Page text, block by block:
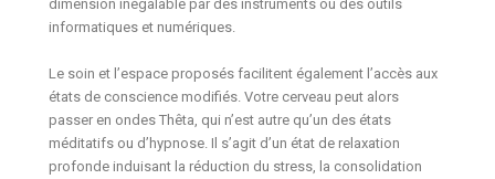
dimension inégalable par des instruments ou des outils
informatiques et numériques.
Le soin et l’espace proposés facilitent également l’accès aux
états de conscience modifiés. Votre cerveau peut alors
passer en ondes Thêta, qui n’est autre qu’un des états
méditatifs ou d’hypnose. Il s’agit d’un état de relaxation
profonde induisant la réduction du stress, la consolidation